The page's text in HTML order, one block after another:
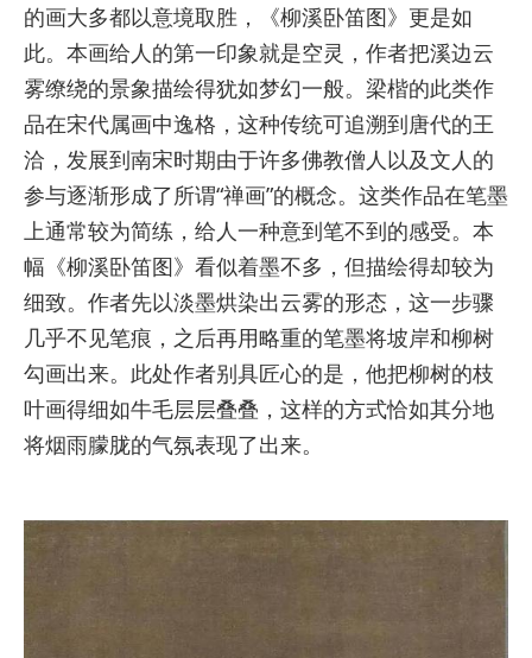
的画大多都以意境取胜，《柳溪卧笛图》更是如
此。本画给人的第一印象就是空灵，作者把溪边云
雾缭绕的景象描绘得犹如梦幻一般。梁楷的此类作
品在宋代属画中逸格，这种传统可追溯到唐代的王
洽，发展到南宋时期由于许多佛教僧人以及文人的
参与逐渐形成了所谓“禅画”的概念。这类作品在笔墨
上通常较为简练，给人一种意到笔不到的感受。本
幅《柳溪卧笛图》看似着墨不多，但描绘得却较为
细致。作者先以淡墨烘染出云雾的形态，这一步骤
几乎不见笔痕，之后再用略重的笔墨将坡岸和柳树
勾画出来。此处作者别具匠心的是，他把柳树的枝
叶画得细如牛毛层层叠叠，这样的方式恰如其分地
将烟雨朦胧的气氛表现了出来。